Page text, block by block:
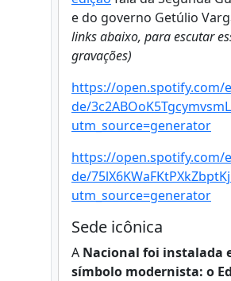
e do governo Getúlio
links abaixo, para escutar
gravações)
https://open.spotify.com/
de/
utm_source=generator
https://open.spotify.com/
de/
utm_source=generator
Sede icônica
A Nacional foi instalada
símbolo modernista: o